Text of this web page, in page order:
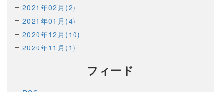
2021年02月(2)
2021年01月(4)
2020年12月(10)
2020年11月(1)
フィード